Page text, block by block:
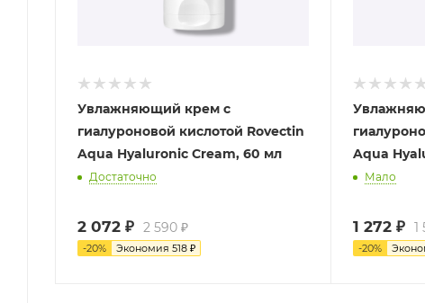
Увлажняющий крем с
гиалуроновой кислотой Rovectin
Aqua Hyaluronic Cream, 60 мл
Достаточно
2 072 ₽ 2 590 ₽
-20% Экономия 518 ₽
Aqua
Мало
1 272₽ 1
-20%